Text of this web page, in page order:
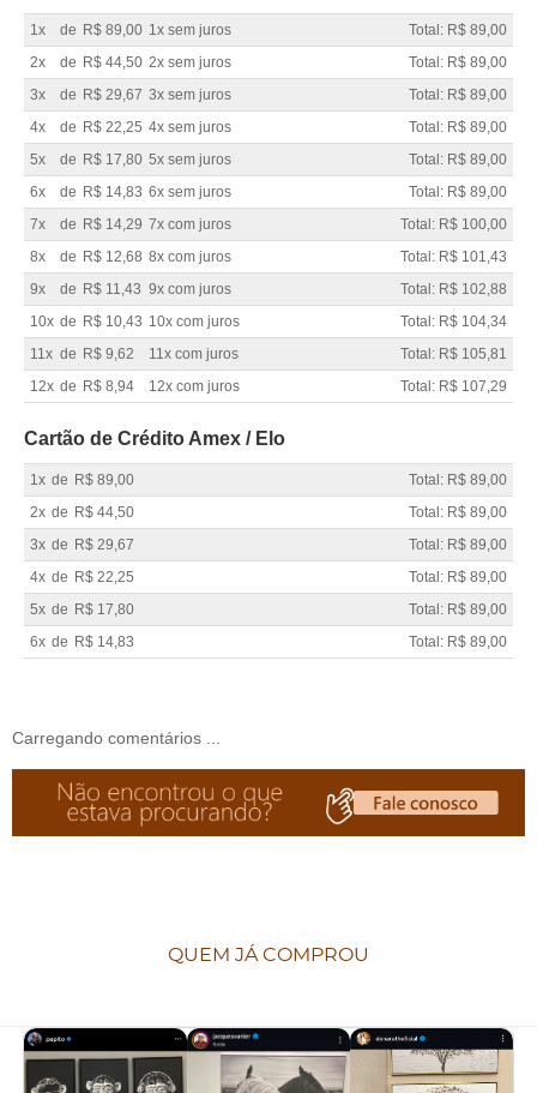
1x de R$ 89,00 1x sem juros
Total: R$ 89,00
2x
de R$ 44,50 2x sem juros
Total: R$ 89,00
3x
de R$ 29,67 3x sem juros
Total: R$ 89,00
4x
de R$ 22,25 4x sem juros
Total: R$ 89,00
5x
de R$ 17,80 5x sem juros
Total: R$ 89,00
6x
de R$ 14,83 6x sem juros
Total: R$ 89,00
7x
de R$ 14,29 7x com juros
Total: R$ 100,00
8x
de R$ 12,68 8x com juros
Total: R$ 101,43
9x
de R$ 11,43 9x com juros
Total: R$ 102,88
10x de R$ 10,43 10x com juros
Total: R$ 104,34
11x de R$ 9,62 11x com juros
Total: R$ 105,81
12x de R$ 8,94 12x com juros Total: R$ 107,29
Cartão de Crédito Amex / Elo
1x de R$ 89,00
Total: R$ 89,00
2x de R$ 44,50
Total: R$ 89,00
3x de R$ 29,67
Total: R$ 89,00
4x de R$ 22,25
Total: R$ 89,00
5x de R$ 17,80
Total: R$ 89,00
6x de R$ 14,83 Total: R$ 89,00
Carregando comentários ...
QUEM JÁ COMPROU